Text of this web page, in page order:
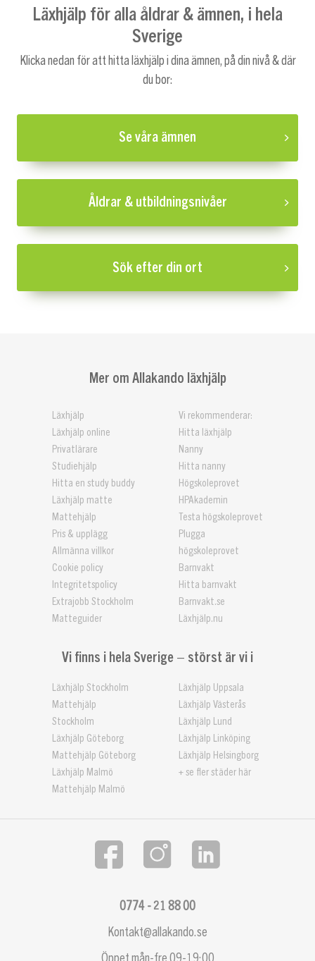
Läxhjälp för alla åldrar & ämnen, i hela
Sverige
Klicka nedan för att hitta läxhjälp i dina ämnen, på din nivå & där
du bor:
Se våra ämnen
Åldrar & utbildningsnivåer
Sök efter din ort
Mer om Allakando läxhjälp
Läxhjälp
Läxhjälp online
Privatlärare
Studiehjälp
Hitta en study buddy
Läxhjälp matte
Mattehjälp
Pris & upplägg
Allmänna villkor
Cookie policy
Integritetspolicy
Extrajobb Stockholm
Matteguider
Vi rekommenderar:
Hitta läxhjälp
Nanny
Hitta nanny
Högskoleprovet
HPAkademin
Testa högskoleprovet
Plugga
högskoleprovet
Barnvakt
Hitta barnvakt
Barnvakt.se
Läxhjälp.nu
Vi finns i hela Sverige – störst är vi i
Läxhjälp Stockholm
Mattehjälp
Stockholm
Läxhjälp Göteborg
Mattehjälp Göteborg
Läxhjälp Malmö
Mattehjälp Malmö
Läxhjälp Uppsala
Läxhjälp Västerås
Läxhjälp Lund
Läxhjälp Linköping
Läxhjälp Helsingborg
+ se fler städer här
Kontakt@allakando.se
0774 - 21 88 00
Öppet mån-fre 09-19:00